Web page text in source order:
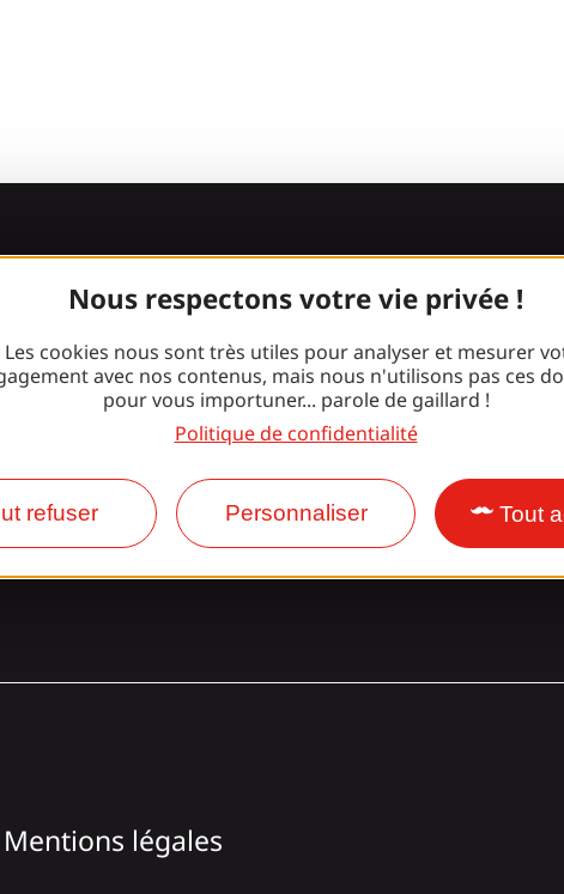
Nous respectons votre vie privée !
Les cookies nous sont très utiles pour analyser et mesurer
avec nos contenus, mais nous n'utilisons pas ces
pour vous importuner... parole de gaillard !
Politique de confidentialité
refuser Personnaliser Tout
Rejoignez la
bande
Instagram
Mentions légales